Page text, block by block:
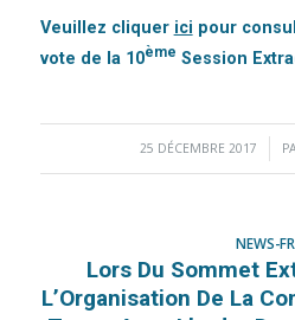
Veuillez cliquer ici pour
vote de la 10Ème Session
25 DÉCEMBRE 2017
/
NEWS-FR
Lors Du Sommet
L’Organisation De La